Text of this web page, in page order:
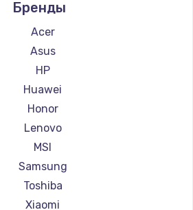
ноутбуков Alienware
ноутбуков Aquarius
ноутбуков Gigabyte
ноутбуков Aorus
ноутбуков Getac
ноутбуков Epson
ноутбуков Philips
ноутбуков LG
ноутбуков Panasonic
ноутбуков Irbis
ноутбуков Thunderobot
Бренды
Acer
Asus
HP
Huawei
Honor
Lenovo
MSI
Samsung
Toshiba
Xiaomi